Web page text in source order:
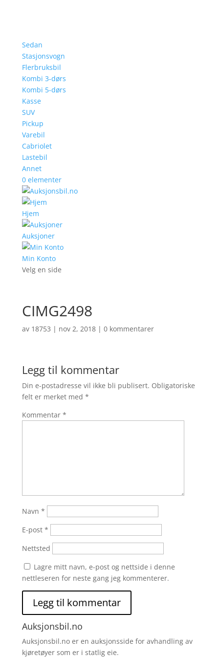
Sedan
Stasjonsvogn
Flerbruksbil
Kombi 3-dørs
Kombi 5-dørs
Kasse
SUV
Pickup
Varebil
Cabriolet
Lastebil
Annet
0 elementer
Hjem
Auksjoner
Min Konto
Velg en side
CIMG2498
av 18753 | nov 2, 2018| 0 kommentarer
Legg til kommentar
Din e-postadresse vil ikke bli publisert. Obligatoriske
felt er merket med *
Kommentar *
Navn *
E-post *
Nettsted
Lagre mitt navn, e-post og nettside i denne
nettleseren for neste gang jeg kommenterer.
Auksjonsbil.no
Auksjonsbil.no er en auksjonsside for avhandling av
kjøretøyer som er i statlig eie.